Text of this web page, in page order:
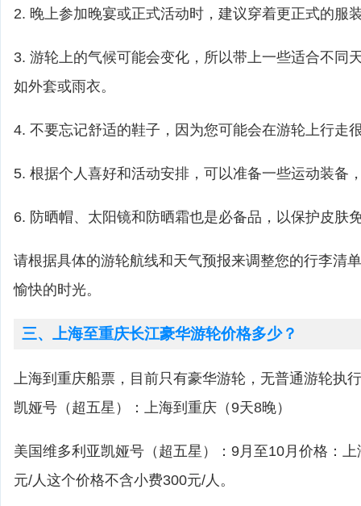
2. 晚上参加晚宴或正式活动时，建议穿着更正式的服
3. 游轮上的气候可能会变化，所以带上一些适合不同
如外套或雨衣。
4. 不要忘记舒适的鞋子，因为您可能会在游轮上行走
5. 根据个人喜好和活动安排，可以准备一些运动装备
6. 防晒帽、太阳镜和防晒霜也是必备品，以保护皮肤
请根据具体的游轮航线和天气预报来调整您的行李清
愉快的时光。
三、上海至重庆长江豪华游轮价格多少？
上海到重庆船票，目前只有豪华游轮，无普通游轮执
凯娅号（超五星）：上海到重庆（9天8晚）
美国维多利亚凯娅号（超五星）：9月至10月价格：
元/人这个价格不含小费300元/人。